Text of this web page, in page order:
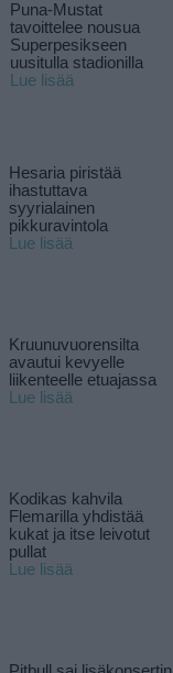
Puna-Mustat
tavoittelee nousua
Superpesikseen
uusitulla stadionilla
Lue lisää
Hesaria piristää
ihastuttava
syyrialainen
pikkuravintola
Lue lisää
Kruunuvuorensilta
avautui kevyelle
liikenteelle etuajassa
Lue lisää
Kodikas kahvila
Flemarilla yhdistää
kukat ja itse leivotut
pullat
Lue lisää